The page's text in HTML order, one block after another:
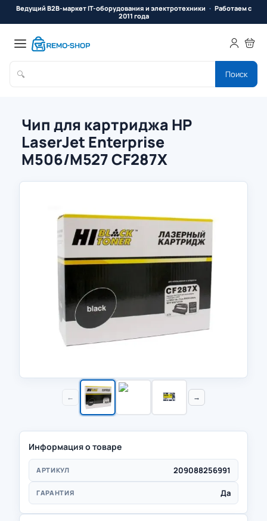
Ведущий B2B-маркет IT-оборудования и электротехники
Работаем с
2011 года
🔍 Поиск
Чип для картриджа HP
LaserJet Enterprise
M506/M527 CF287X
← →
Информация о товаре
АРТИКУЛ 209088256991
ГАРАНТИЯ Да